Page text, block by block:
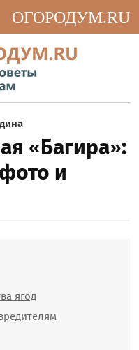
ОГОРОДУМ.RU
«Багира»:
и
ягод